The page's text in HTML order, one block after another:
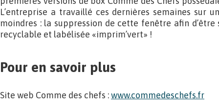
L’entreprise a travaillé ces dernières semaines sur
moindres : la suppression de cette fenêtre afin d’être
recyclable et labélisée «imprim’vert» !
Pour en savoir plus
Site web Comme des chefs :www.commedeschefs.fr